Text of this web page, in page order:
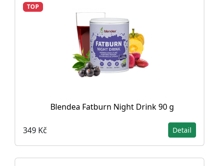
TOP
Blendea Fatburn Night Drink 90 g
349 Kč Detail